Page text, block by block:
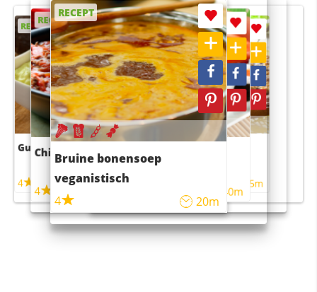
RECEPT
Guacamole
4
RECEPT
Chili con carne
4
RECEPT
Bruine bonensoep
veganistisch
4
20m
RECEPT
Sushi rijstsalade
maaltijdsalade
40m
RECEPT
4 55m